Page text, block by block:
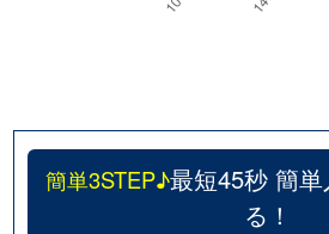
簡単3STEP♪最短45秒 簡
る！